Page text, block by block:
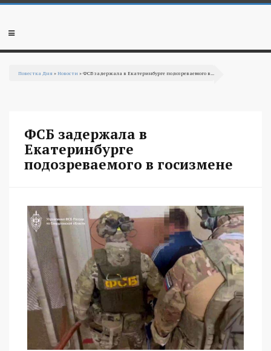
Перейти к основному содержанию
Мобильное
Повестка Дня »Новости » ФСБ задержала в Екатеринбурге подозреваемого в...
ФСБ задержала в
Екатеринбурге
подозреваемого в госизмене